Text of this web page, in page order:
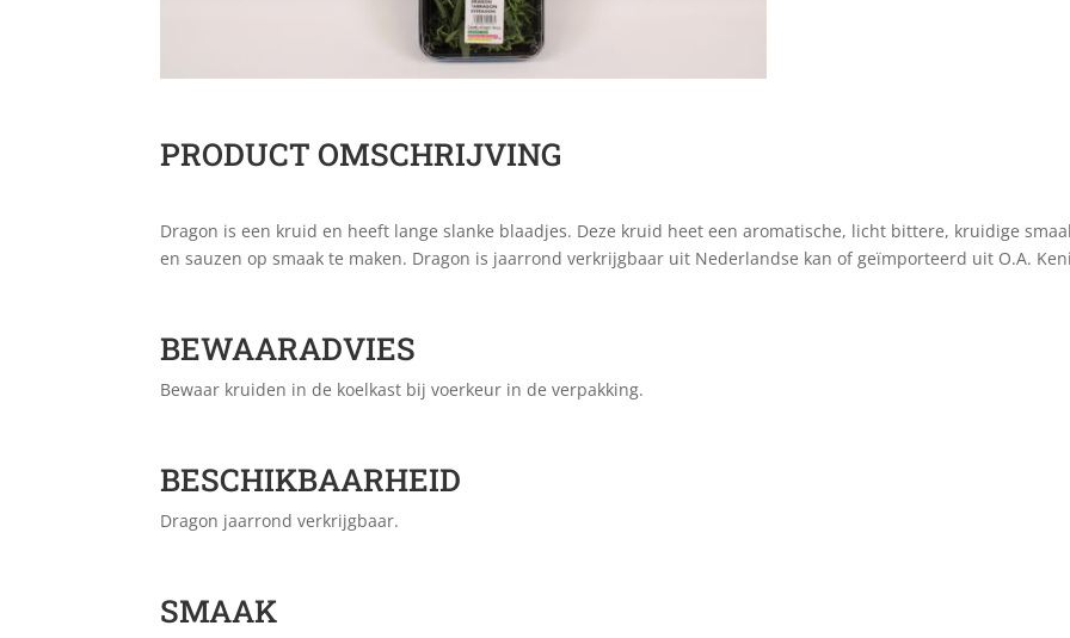
PRODUCT OMSCHRIJVING
Dragon is een kruid en heeft lange slanke blaadjes. Deze kruid heet een aromatische, licht bittere, kruidige
en sauzen op smaak te maken. Dragon is jaarrond verkrijgbaar uit Nederlandse kan of geïmporteerd uit O.A.
BEWAARADVIES
Bewaar kruiden in de koelkast bij voerkeur in de verpakking.
BESCHIKBAARHEID
Dragon jaarrond verkrijgbaar.
SMAAK